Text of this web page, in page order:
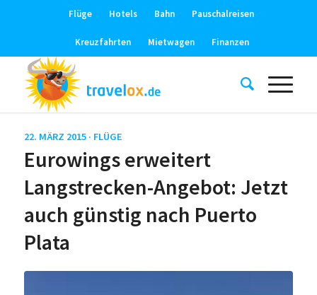
Flüge Hotels Bahn Pauschalreisen
Kreuzfahrten Mietwagen Finanzen
22. MÄRZ 2015 · FLÜGE
Eurowings erweitert
Langstrecken-Angebot: Jetzt
auch günstig nach Puerto
Plata